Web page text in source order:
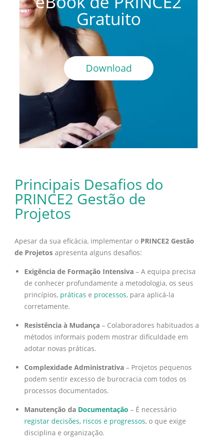
Gratuito
Download
Principais Desafios do
PRINCE2 Gestão de
Projetos
Apesar da sua eficácia, implementar o PRINCE2 Gestão
de Projetos apresenta alguns desafios:
Exigência de Formação Intensiva – A equipa precisa
de conhecer profundamente a metodologia, os seus
princípios, práticas e processos, para aplicá-la
corretamente.
Resistência à Mudança – Colaboradores habituados a
métodos informais podem mostrar dificuldade em
adotar novas práticas.
Complexidade Administrativa – Projetos pequenos
podem sentir excesso de burocracia com todos os
processos documentados.
Manutenção da Documentação – É necessário
registar decisões, riscos e progressos, o que exige
disciplina e organização.